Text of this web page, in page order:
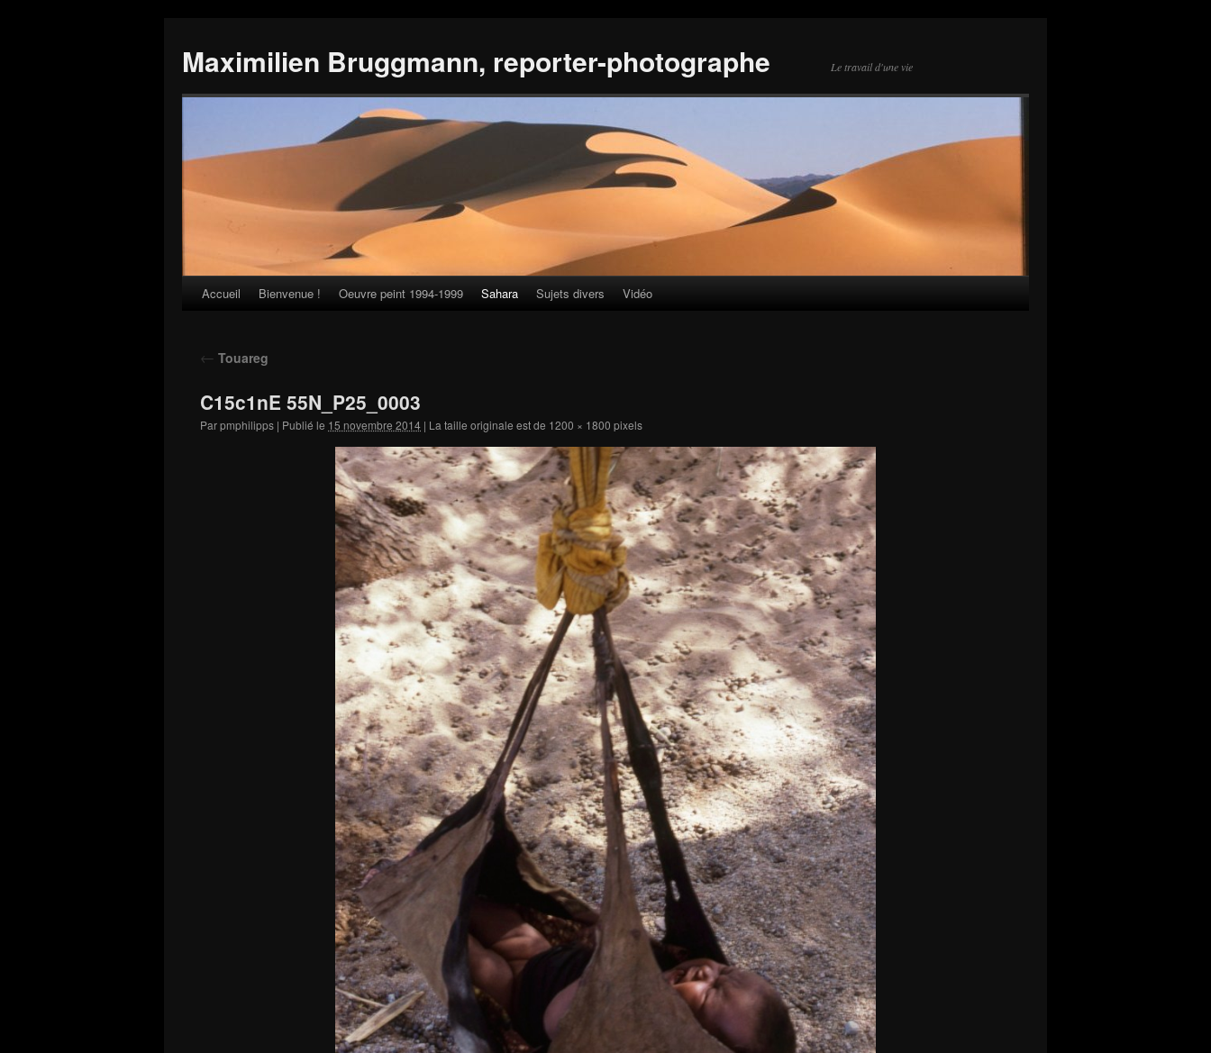
Maximilien Bruggmann, reporter-photographe Le travail d'une vie
Skip
content
Accueil Bienvenue ! Oeuvre peint 1994-1999 Sahara Sujets divers Vidéo
← Touareg
C15c1nE 55N_P25_0003
Parpmphilipps | Publié le 15 novembre 2014 | La taille originale est de 1200 × 1800 pixels